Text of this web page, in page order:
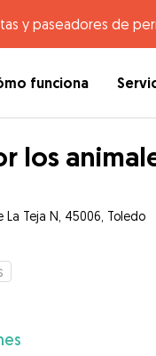
y paseadores de
funciona
los
La Teja N, 45006, Toledo